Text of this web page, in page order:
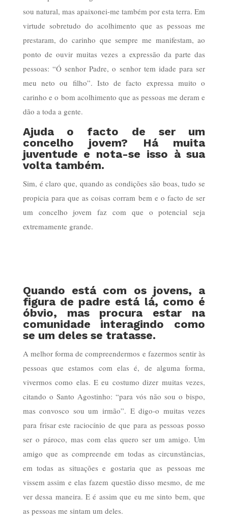
sou natural, mas apaixonei-me também por esta terra. Em
virtude sobretudo do acolhimento que as pessoas me
prestaram, do carinho que sempre me manifestam, ao
ponto de ouvir muitas vezes a expressão da parte das
pessoas: “Ó senhor Padre, o senhor tem idade para ser
meu neto ou filho”. Isto de facto expressa muito o
carinho e o bom acolhimento que as pessoas me deram e
dão a toda a gente.
Ajuda o facto de ser um
concelho jovem? Há muita
juventude e nota-se isso à sua
volta também.
Sim, é claro que, quando as condições são boas, tudo se
propicia para que as coisas corram bem e o facto de ser
um concelho jovem faz com que o potencial seja
extremamente grande.
Quando está com os jovens, a
figura de padre está lá, como é
óbvio, mas procura estar na
comunidade interagindo como
se um deles se tratasse.
A melhor forma de compreendermos e fazermos sentir às
pessoas que estamos com elas é, de alguma forma,
vivermos como elas. E eu costumo dizer muitas vezes,
citando o Santo Agostinho: “para vós não sou o bispo,
mas convosco sou um irmão”. E digo-o muitas vezes
para frisar este raciocínio de que para as pessoas posso
ser o pároco, mas com elas quero ser um amigo. Um
amigo que as compreende em todas as circunstâncias,
em todas as situações e gostaria que as pessoas me
vissem assim e elas fazem questão disso mesmo, de me
ver dessa maneira. E é assim que eu me sinto bem, que
as pessoas me sintam um deles.